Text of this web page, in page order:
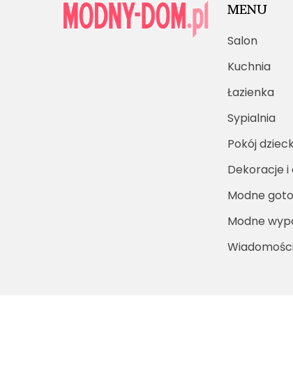
MENU
Salon
Kuchnia
Łazienka
Sypialnia
Pokój
Dekoracje
Modne
Modne